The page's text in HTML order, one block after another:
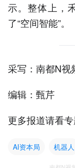
示。整体上，
了“空间智能”。
采写：南都N视
编辑：甄芹
更多报道请看专
AI资本局 机器人